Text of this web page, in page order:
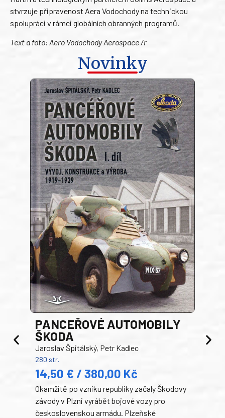
stvrzuje připravenost Aera Vodochody na technickou
spolupráci v rámci globálních obranných programů.
Text a foto: Aero Vodochody Aerospace /r
Novinky
PANCEŘOVÉ AUTOMOBILY
ŠKODA
Jaroslav Špitálský, Petr Kadlec
280 str.
14,50 € / 380,00 Kč
Okamžitě po vzniku republiky začaly Škodovy
závody v Plzni vyrábět bojové vozy pro
československou armádu. Plzeňské